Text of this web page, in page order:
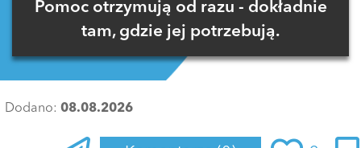
Pomoc otrzymują od razu - dokładnie
tam, gdzie jej potrzebują.
Dodano: 08.08.2026